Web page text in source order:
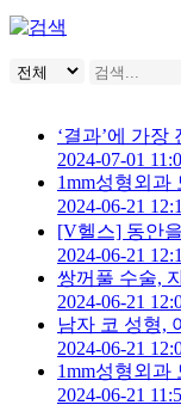
‘결과’에 가장
2024-07-01
1mm성형외과
2024-06-21
[V헬스] 동안
2024-06-21
쌍꺼풀 수술,
2024-06-21
남자 코 성형,
2024-06-21
1mm성형외과
2024-06-21